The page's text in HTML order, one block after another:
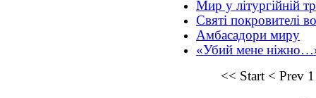
Мир у літургійній
Святі покровителі
Амбасадори миру
«Убий мене
<< Start< Prev 1